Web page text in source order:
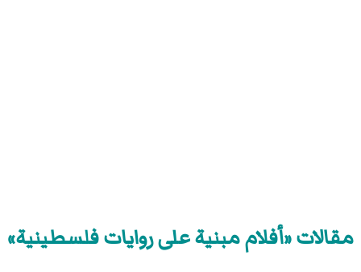
مقالات «أفلام مبنية على روايات فلسطينية»